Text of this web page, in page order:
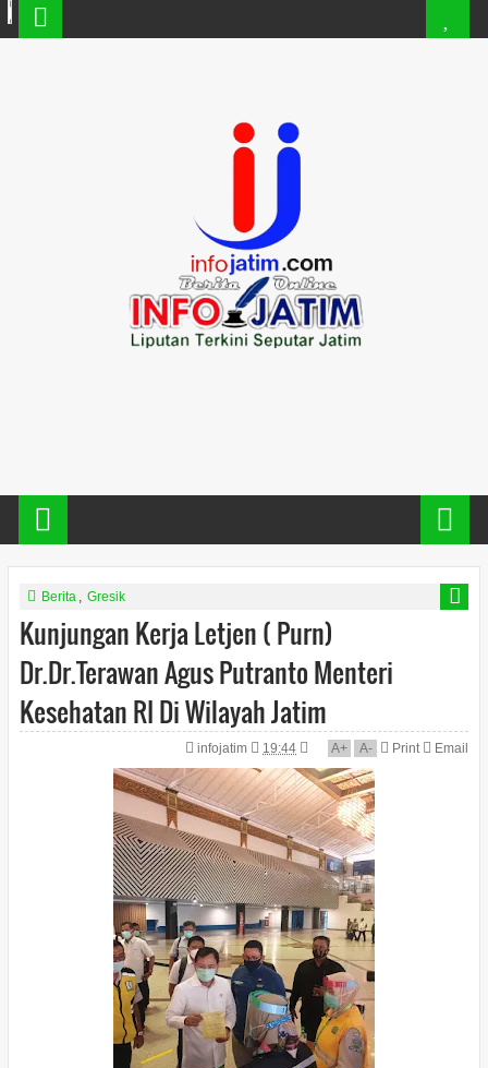
Berita , Gresik
Kunjungan Kerja Letjen ( Purn)
Dr.Dr.Terawan Agus Putranto Menteri
Kesehatan RI Di Wilayah Jatim
infojatim 19:44 A+ A- Print Email